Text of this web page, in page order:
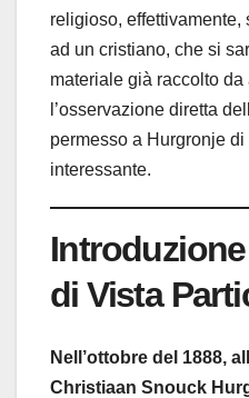
religioso, effettivamente,
ad un cristiano, che si
materiale già raccolto
l’osservazione diretta
permesso a Hurgronje
interessante.
di Vista
Nell’ottobre del 1888,
Christiaan Snouck